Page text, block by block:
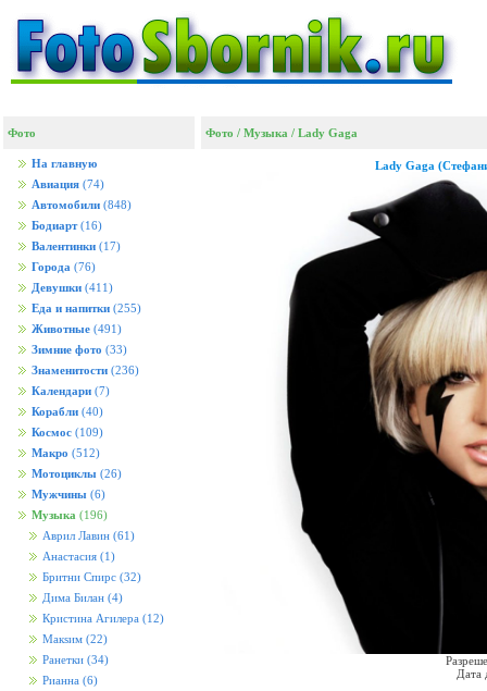
Фото
На главную
Авиация (74)
Автомобили (848)
Бодиарт (16)
Валентинки (17)
Города (76)
Девушки (411)
Еда и напитки (255)
Животные (491)
Зимние фото (33)
Знаменитости (236)
Календари (7)
Корабли (40)
Космос (109)
Макро (512)
Мотоциклы (26)
Мужчины (6)
Музыка (196)
Аврил Лавин (61)
Анастасия (1)
Бритни Спирс (32)
Дима Билан (4)
Кристина Агилера (12)
Макsим (22)
Ранетки (34)
Рианна (6)
Фото / Музыка / Lady Gaga
Lady Gaga
Дата